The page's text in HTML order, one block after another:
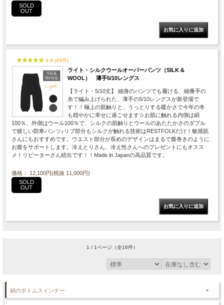
SOLD
OUT
4.9 (45件)
ライト・シルクウールオーバーパンツ（SILK &
WOOL） 薄手5/10レングス
【ライト・5/10丈】 細身のパンツでも履ける、細番手の
糸で編み上げられた、薄手の5/10レングスが新登場で
す！！極上の肌触りと、うっとりする暖かさで今年の冬
も穏やかに幸せに過ごせます☆お肌に触れる内側は絹
100％、外側はウール100％で、シルクの肌触りとウールのあたたかさのダブル
で嬉しい防寒パンツ♪リブ部分もシルクが触れる技術はRESTFOLKだけ！敏感肌
さんにもおすすめです。ウエスト部分が長めのデザインはまるで腹巻きのように
お腹をサポートします。冷えとりさん、冷え性さんへのプレゼントにもオスス
メ！リピーターさん続出です！！Made in Japanの高品質です。
価格： 12,100円(税抜 11,000円)
SOLD
OUT
1 / 1ページ （全16件）
絹のボトムスインナー